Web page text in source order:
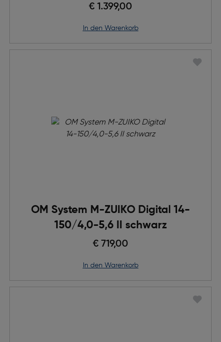
€ 1.399,00
in den Warenkorb
OM System M-ZUIKO Digital 14-
150/4,0-5,6 II schwarz
€ 719,00
in den Warenkorb